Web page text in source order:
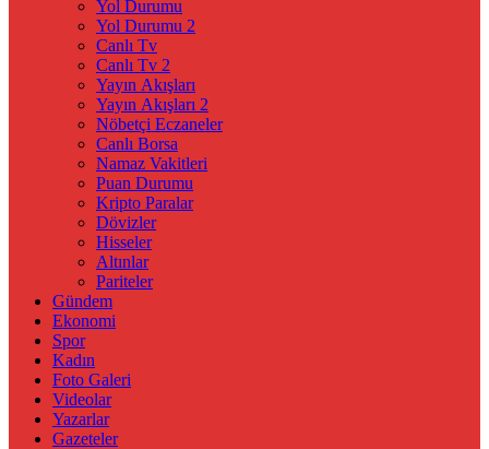
Yol Durumu
Yol Durumu 2
Canlı Tv
Canlı Tv 2
Yayın Akışları
Yayın Akışları 2
Nöbetçi Eczaneler
Canlı Borsa
Namaz Vakitleri
Puan Durumu
Kripto Paralar
Dövizler
Hisseler
Altınlar
Pariteler
Gündem
Ekonomi
Spor
Kadın
Foto Galeri
Videolar
Yazarlar
Gazeteler